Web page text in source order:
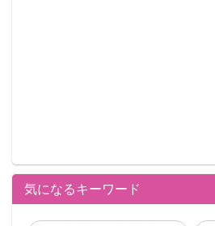
気になるキーワード